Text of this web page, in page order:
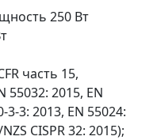
250 Вт
часть 15,
55032: 2015, EN
3-3: 2013, EN 55024:
CISPR 32: 2015);